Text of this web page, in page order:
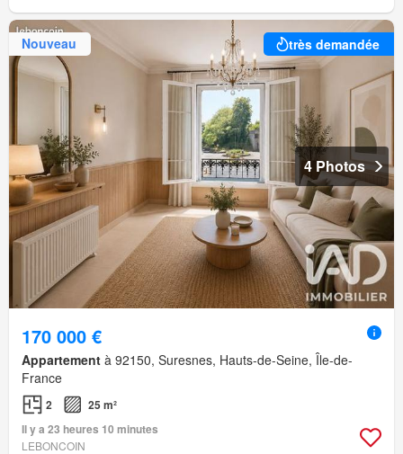
Nouveau très demandée
4 Photos
170 000 €
Appartement à 92150, Suresnes, Hauts-de-Seine, Île-de-
France
2
25 m²
Il y a 23 heures 10 minutes
LEBONCOIN